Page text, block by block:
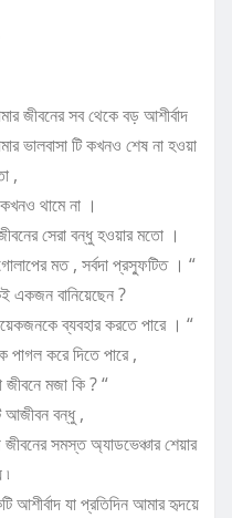
জীবনের সব থেকে বড় আশীর্বাদ
টি কখনও শেষ না হওয়া
,
থামে না ।
সেরা বন্ধু হওয়ার মতো ।
মত , সর্বদা প্রস্ফুটিত । “
একজন বানিয়েছেন ?
ব্যবহার করতে পারে । “
পাগল করে দিতে পারে ,
জীবনে মজা কি ? “
আজীবন বন্ধু ,
সমস্ত অ্যাডভেঞ্চার শেয়ার
যা প্রতিদিন আমার হৃদয়ে